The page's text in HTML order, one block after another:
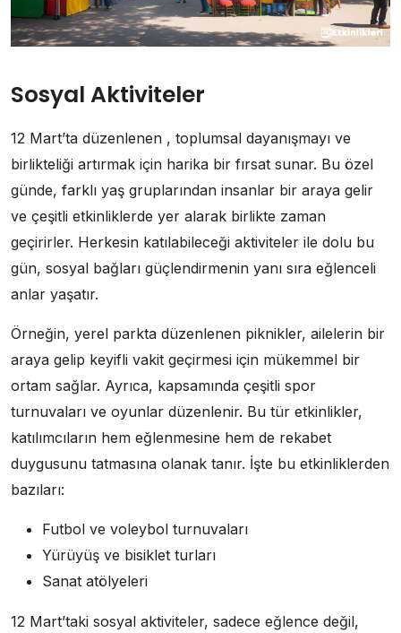
Sosyal Aktiviteler
12 Mart’ta düzenlenen , toplumsal dayanışmayı ve
birlikteliği artırmak için harika bir fırsat sunar. Bu özel
günde, farklı yaş gruplarından insanlar bir araya gelir
ve çeşitli etkinliklerde yer alarak birlikte zaman
geçirirler. Herkesin katılabileceği aktiviteler ile dolu bu
gün, sosyal bağları güçlendirmenin yanı sıra eğlenceli
anlar yaşatır.
Örneğin, yerel parkta düzenlenen piknikler, ailelerin bir
araya gelip keyifli vakit geçirmesi için mükemmel bir
ortam sağlar. Ayrıca, kapsamında çeşitli spor
turnuvaları ve oyunlar düzenlenir. Bu tür etkinlikler,
katılımcıların hem eğlenmesine hem de rekabet
duygusunu tatmasına olanak tanır. İşte bu etkinliklerden
bazıları:
Futbol ve voleybol turnuvaları
Yürüyüş ve bisiklet turları
Sanat atölyeleri
12 Mart’taki sosyal aktiviteler, sadece eğlence değil,